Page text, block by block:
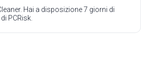
Hai a disposizione 7 giorni di
PCRisk.